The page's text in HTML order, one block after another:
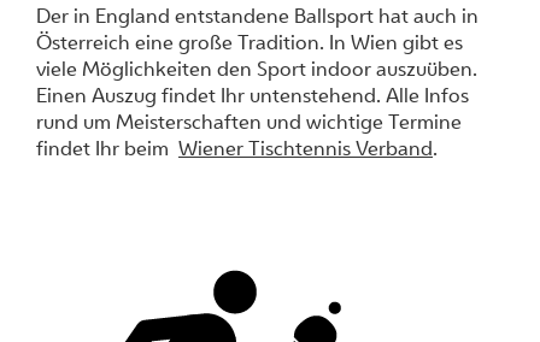
Der in England entstandene Ballsport hat auch in
Österreich eine große Tradition. In Wien gibt es
viele Möglichkeiten den Sport indoor auszuüben.
Einen Auszug findet Ihr untenstehend. Alle Infos
rund um Meisterschaften und wichtige Termine
findet Ihr beim Wiener Tischtennis Verband.